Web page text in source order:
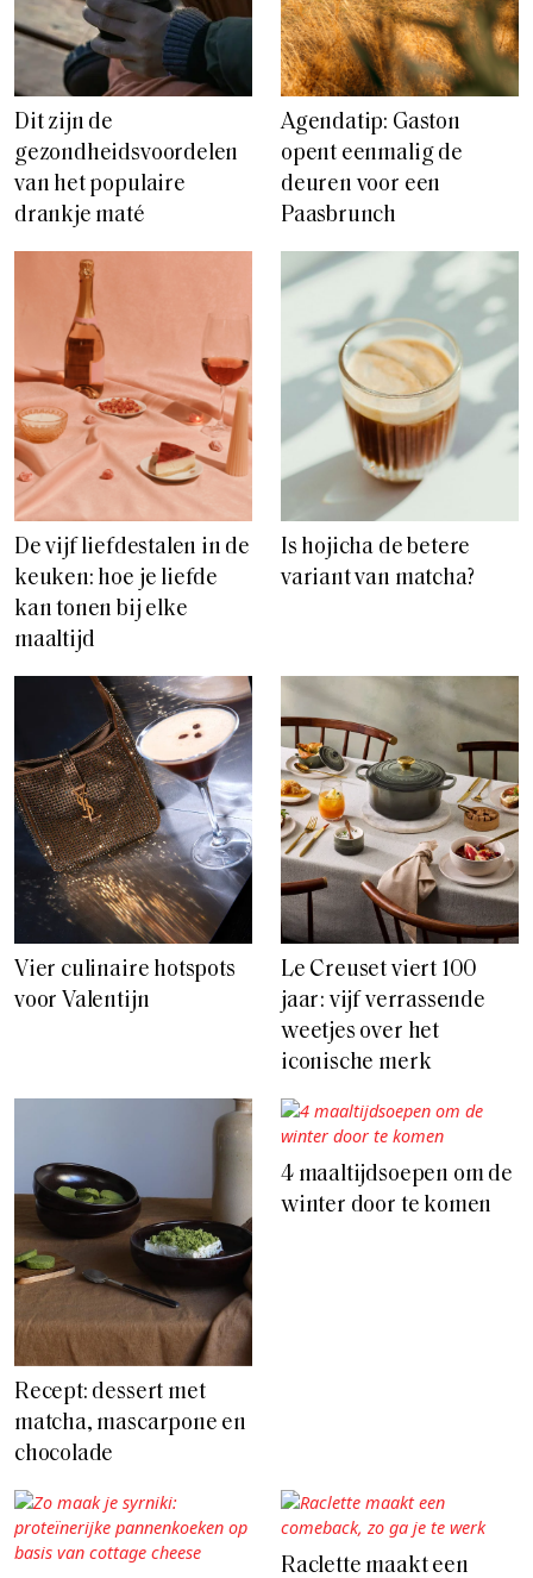
Dit zijn de
gezondheidsvoordelen
van het populaire
drankje maté
Agendatip: Gaston
opent eenmalig de
deuren voor een
Paasbrunch
De vijf liefdestalen in de
keuken: hoe je liefde
kan tonen bij elke
maaltijd
Is hojicha de betere
variant van matcha?
Vier culinaire hotspots
voor Valentijn
Le Creuset viert 100
jaar: vijf verrassende
weetjes over het
iconische merk
Recept: dessert met
matcha, mascarpone en
chocolade
4 maaltijdsoepen om de
winter door te komen
Raclette maakt een